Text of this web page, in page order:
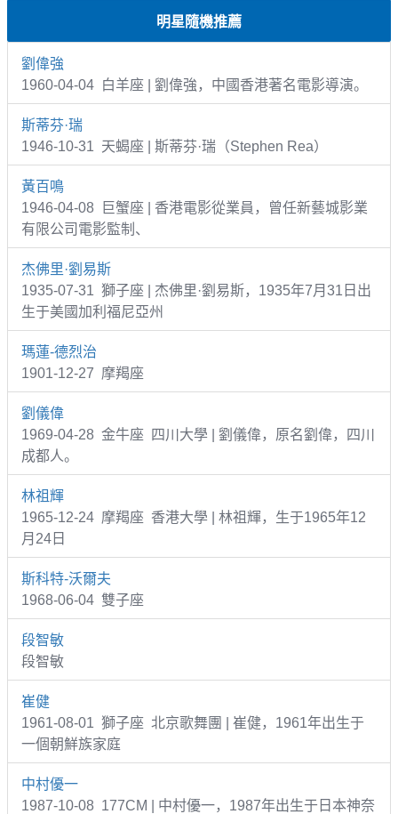
明星隨機推薦
劉偉強
1960-04-04 白羊座 | 劉偉強，中國香港著名電影導演。
斯蒂芬·瑞
1946-10-31 天蝎座 | 斯蒂芬·瑞（Stephen Rea）
黃百鳴
1946-04-08 巨蟹座 | 香港電影從業員，曾任新藝城影業
有限公司電影監制、
杰佛里·劉易斯
1935-07-31 獅子座 | 杰佛里·劉易斯，1935年7月31日出
生于美國加利福尼亞州
瑪蓮-德烈治
1901-12-27 摩羯座
劉儀偉
1969-04-28 金牛座 四川大學 | 劉儀偉，原名劉偉，四川
成都人。
林祖輝
1965-12-24 摩羯座 香港大學 | 林祖輝，生于1965年12
月24日
斯科特-沃爾夫
1968-06-04 雙子座
段智敏
段智敏
崔健
1961-08-01 獅子座 北京歌舞團 | 崔健，1961年出生于
一個朝鮮族家庭
中村優一
1987-10-08 177CM | 中村優一，1987年出生于日本神奈